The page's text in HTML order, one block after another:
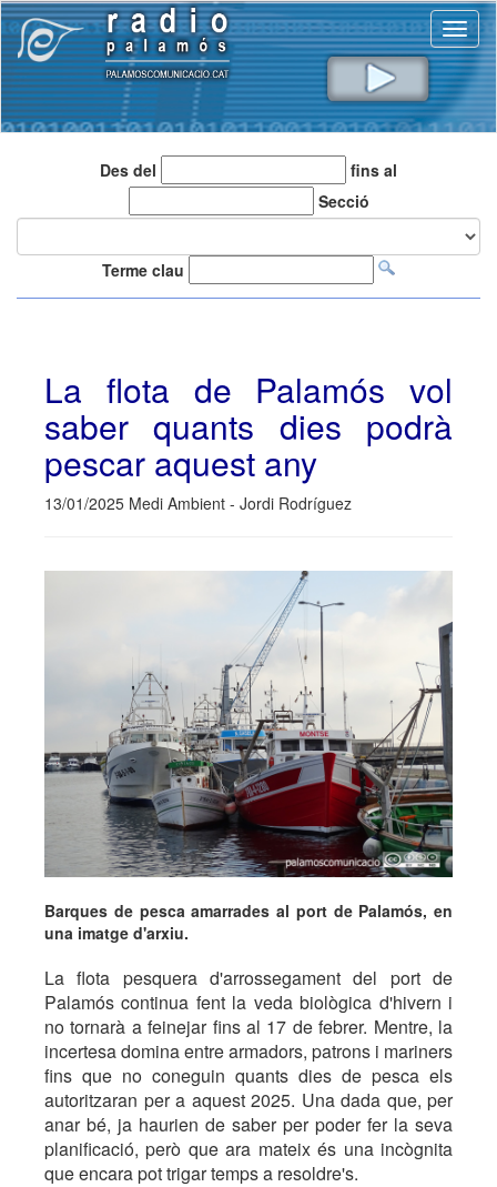
Des del
fins al
Secció
Terme clau
La flota de Palamós vol
saber quants dies podrà
pescar aquest any
13/01/2025 Medi Ambient - Jordi Rodríguez
Barques de pesca amarrades al port de Palamós, en
una imatge d'arxiu.
La flota pesquera d'arrossegament del port de
Palamós continua fent la veda biològica d'hivern i
no tornarà a feinejar fins al 17 de febrer. Mentre, la
incertesa domina entre armadors, patrons i mariners
fins que no coneguin quants dies de pesca els
autoritzaran per a aquest 2025. Una dada que, per
anar bé, ja haurien de saber per poder fer la seva
planificació, però que ara mateix és una incògnita
que encara pot trigar temps a resoldre's.